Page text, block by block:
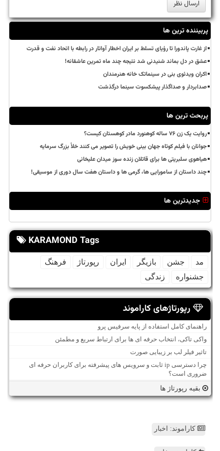
پربیننده ترین ها
از غارت پاندورا تا رؤیای تسلط بر ایران اخطار آواتار در رابطه با اتحاد نفت و قدرت
عشق در دل بماند شنیدنی شد نتیجه چند ماه تمرین عاشقانه!
اکران ویدئوی بنی در سینماتک خانه هنرمندان
صدابردار و صداگذار پیشکسوت سینما درگذشت
پربحث ترین ها
روایت یک زن ۷۶ ساله کوهنورد مادر کوهستان کیست؟
جوانان با فیلم کوتاه جهان بینی خویش را تصویر می کنند خلأ بزرگ سرمایه
هیاهوی سلبریتی ها برای قاتلان زنده سوز میدان علیخانی
چند داستان از سامورایی ها، گرمی ها و داستان هفت سال دوری از موسیقی!
جدیدترین ها
KARAMOND Tags
مد جشن بازیگر ایران رپورتاژ
فرهنگ
جشنواره
زندگی
رپورتاژهای کاراموند
راهنمای کامل استفاده از پایه سرفیس پرو
واکی تاکی، انتخاب حرفه ای ها برای ارتباط سریع و مطمئن
تاثیر فیلر لب بر زیبایی صورت
چرا دسترسی ip ثابت و سرویس های پیشرفته برای کاربران حرفه ای
ضروری است؟
بقیه رپورتاژ ها
کاراموند: اخبار